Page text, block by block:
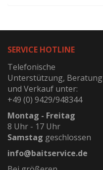
SERVICE HOTLINE
Telefonische
Unterstützung, Beratung
und Verkauf unter:
+49 (0) 9429/948344
Montag - Freitag
8 Uhr - 17 Uhr
Samstag geschlossen
info@baitservice.de